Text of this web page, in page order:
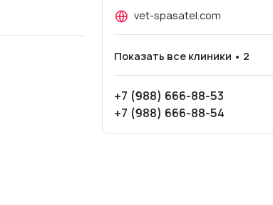
vet-spasatel.com
Показать все клиники • 2
+7 (988) 666-88-53
+7 (988) 666-88-54